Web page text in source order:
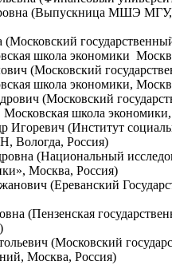
(Выпускница МШЭ
школа экономики
(Московский
школа экономики,
(Московский
школа
Игоревич (Институт
Вологда, Россия)
(Национальный
Москва, Россия)
(Ереванский
(Пензенская
(Московский
Москва, Россия)